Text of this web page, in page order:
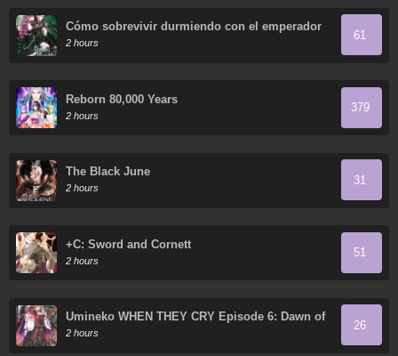
Cómo sobrevivir durmiendo con el emperador
2 hours
61
Reborn 80,000 Years
2 hours
379
The Black June
2 hours
31
+C: Sword and Cornett
2 hours
51
Umineko WHEN THEY CRY Episode 6: Dawn of
the Golden Witch
2 hours
26